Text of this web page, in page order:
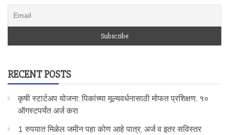
RECENT POSTS
कृषी स्टार्टअप योजना: पिकांच्या मूल्यवर्धनासाठी मोफत प्रशिक्षण, १०
ऑगस्टपर्यंत अर्ज करा
1 रुपयात मिळेल जमीन पहा कोण आहे पात्र, अर्ज व इतर सविस्तर